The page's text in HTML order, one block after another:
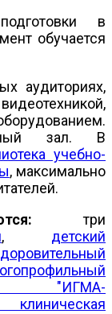
в
обучается
аудиториях,
зал. В
учебно-
, максимально
три
, детский
"ИГМА-
клиническая